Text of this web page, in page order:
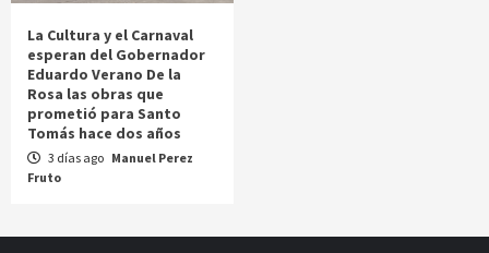
La Cultura y el Carnaval
esperan del Gobernador
Eduardo Verano De la
Rosa las obras que
prometió para Santo
Tomás hace dos años
3 días ago Manuel Perez
Fruto